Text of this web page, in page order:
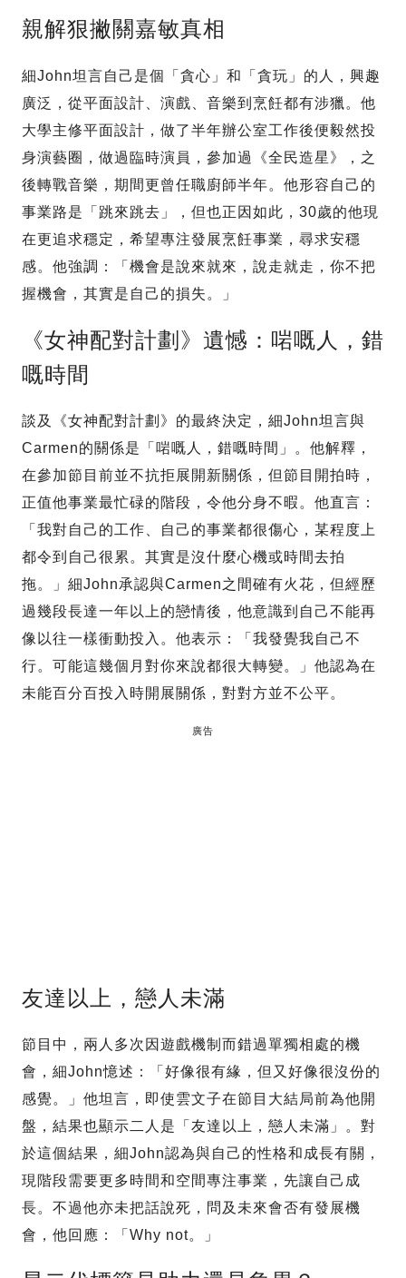
親解狠撇關嘉敏真相
細John坦言自己是個「貪心」和「貪玩」的人，興趣
廣泛，從平面設計、演戲、音樂到烹飪都有涉獵。他
大學主修平面設計，做了半年辦公室工作後便毅然投
身演藝圈，做過臨時演員，參加過《全民造星》，之
後轉戰音樂，期間更曾任職廚師半年。他形容自己的
事業路是「跳來跳去」，但也正因如此，30歲的他現
在更追求穩定，希望專注發展烹飪事業，尋求安穩
感。他強調：「機會是說來就來，說走就走，你不把
握機會，其實是自己的損失。」
《女神配對計劃》遺憾：啱嘅人，錯
嘅時間
談及《女神配對計劃》的最終決定，細John坦言與
Carmen的關係是「啱嘅人，錯嘅時間」。他解釋，
在參加節目前並不抗拒展開新關係，但節目開拍時，
正值他事業最忙碌的階段，令他分身不暇。他直言：
「我對自己的工作、自己的事業都很傷心，某程度上
都令到自己很累。其實是沒什麼心機或時間去拍
拖。」細John承認與Carmen之間確有火花，但經歷
過幾段長達一年以上的戀情後，他意識到自己不能再
像以往一樣衝動投入。他表示：「我發覺我自己不
行。可能這幾個月對你來說都很大轉變。」他認為在
未能百分百投入時開展關係，對對方並不公平。
廣告
友達以上，戀人未滿
節目中，兩人多次因遊戲機制而錯過單獨相處的機
會，細John憶述：「好像很有緣，但又好像很沒份的
感覺。」他坦言，即使雲文子在節目大結局前為他開
盤，結果也顯示二人是「友達以上，戀人未滿」。對
於這個結果，細John認為與自己的性格和成長有關，
現階段需要更多時間和空間專注事業，先讓自己成
長。不過他亦未把話說死，問及未來會否有發展機
會，他回應：「Why not。」